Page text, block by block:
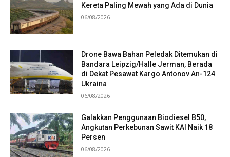
Kereta Paling Mewah yang Ada di Dunia
06/08/2026
Drone Bawa Bahan Peledak Ditemukan di
Bandara Leipzig/Halle Jerman, Berada
di Dekat Pesawat Kargo Antonov An-124
Ukraina
06/08/2026
Galakkan Penggunaan Biodiesel B50,
Angkutan Perkebunan Sawit KAI Naik 18
Persen
06/08/2026